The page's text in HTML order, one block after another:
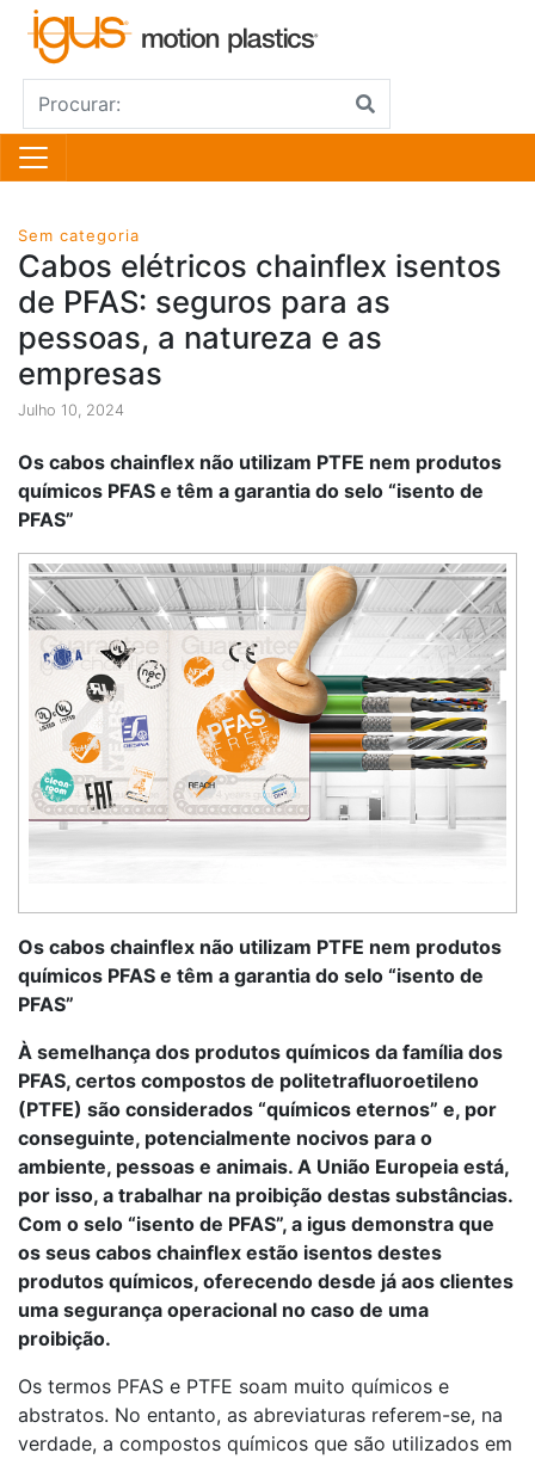
Sem categoria
Cabos elétricos chainflex isentos
de PFAS: seguros para as
pessoas, a natureza e as
empresas
Julho 10, 2024
Os cabos chainflex não utilizam PTFE nem produtos
químicos PFAS e têm a garantia do selo “isento de
PFAS”
Os cabos chainflex não utilizam PTFE nem produtos
químicos PFAS e têm a garantia do selo “isento de
PFAS”
À semelhança dos produtos químicos da família dos
PFAS, certos compostos de politetrafluoroetileno
(PTFE) são considerados “químicos eternos” e, por
conseguinte, potencialmente nocivos para o
ambiente, pessoas e animais. A União Europeia está,
por isso, a trabalhar na proibição destas substâncias.
Com o selo “isento de PFAS”, a igus demonstra que
os seus cabos chainflex estão isentos destes
produtos químicos, oferecendo desde já aos clientes
uma segurança operacional no caso de uma
proibição.
Os termos PFAS e PTFE soam muito químicos e
abstratos. No entanto, as abreviaturas referem-se, na
verdade, a compostos químicos que são utilizados em